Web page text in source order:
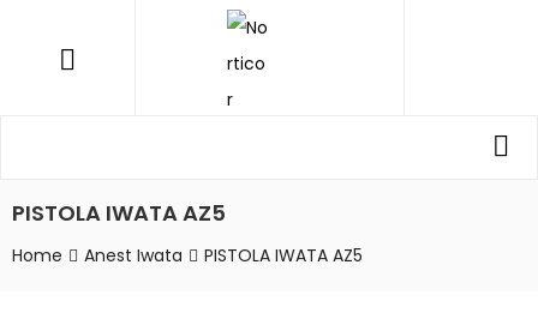
PISTOLA IWATA AZ5
Home Anest Iwata PISTOLA IWATA AZ5